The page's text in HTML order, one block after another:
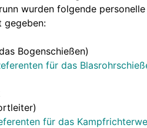
wurden folgende personelle
gegeben:
Bogenschießen)
für das
für das